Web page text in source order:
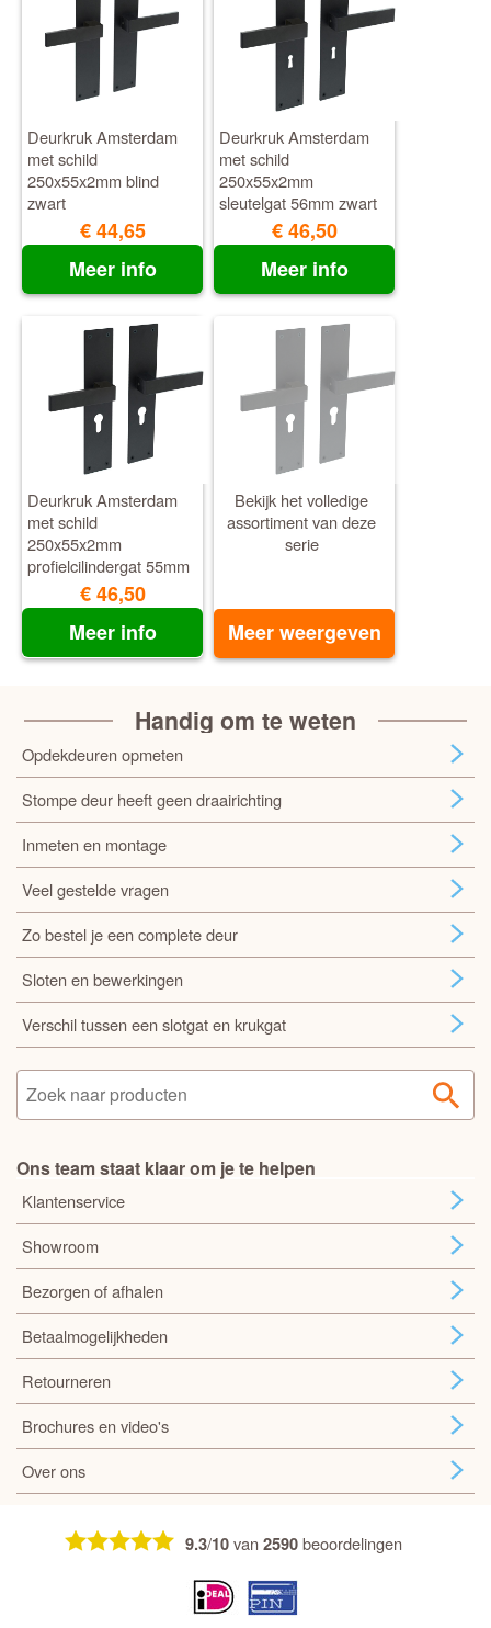
Deurkruk Amsterdam
met schild
250x55x2mm blind
zwart
€ 44,65
Meer info
Deurkruk Amsterdam
met schild
250x55x2mm
sleutelgat 56mm zwart
€ 46,50
Meer info
Deurkruk Amsterdam
met schild
250x55x2mm
profielcilindergat 55mm
€ 46,50
Meer info
Bekijk het volledige
assortiment van deze
serie
Meer weergeven
Handig om te weten
Opdekdeuren opmeten
Stompe deur heeft geen draairichting
Inmeten en montage
Veel gestelde vragen
Zo bestel je een complete deur
Sloten en bewerkingen
Verschil tussen een slotgat en krukgat
Ons team staat klaar om je te helpen
Klantenservice
Showroom
Bezorgen of afhalen
Betaalmogelijkheden
Retourneren
Brochures en video's
Over ons
9.3/10van2590beoordelingen